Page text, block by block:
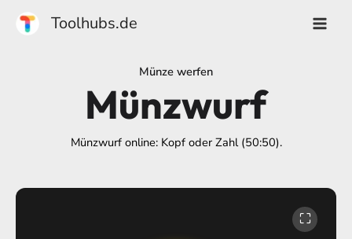
Inhalt
Toolhubs.de
Münze werfen
Münzwurf
Münzwurf online: Kopf oder Zahl (50:50).
⛶